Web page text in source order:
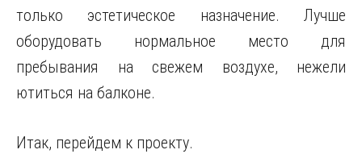
только эстетическое назначение. Лучше
оборудовать нормальное место для
пребывания на свежем воздухе, нежели
ютиться на балконе.
Итак, перейдем к проекту.